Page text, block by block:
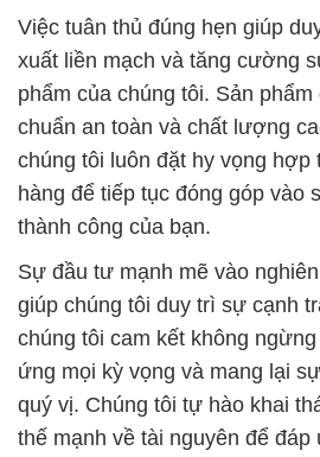
Việc tuân thủ đúng hẹn giúp
xuất liền mạch và tăng cường
phẩm của chúng tôi. Sản
chuẩn an toàn và chất lượng
chúng tôi luôn đặt hy vọng hợp
hàng để tiếp tục đóng góp vào
thành công của bạn.
Sự đầu tư mạnh mẽ vào
giúp chúng tôi duy trì sự cạnh
chúng tôi cam kết không
ứng mọi kỳ vọng và mang lại
quý vị. Chúng tôi tự hào khai
thế mạnh về tài nguyên để đáp